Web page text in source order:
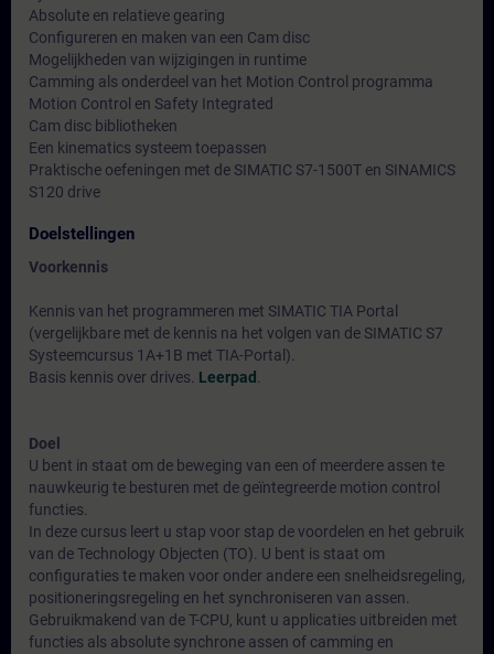
Absolute en relatieve gearing
Configureren en maken van een Cam disc
Mogelijkheden van wijzigingen in runtime
Camming als onderdeel van het Motion Control programma
Motion Control en Safety Integrated
Cam disc bibliotheken
Een kinematics systeem toepassen
Praktische oefeningen met de SIMATIC S7-1500T en SINAMICS
S120 drive
Doelstellingen
Voorkennis
Kennis van het programmeren met SIMATIC TIA Portal
(vergelijkbare met de kennis na het volgen van de SIMATIC S7
Systeemcursus 1A+1B met TIA-Portal).
Basis kennis over drives. Leerpad
Doel
U bent in staat om de beweging van een of meerdere assen te
nauwkeurig te besturen met de geïntegreerde motion control
functies.
In deze cursus leert u stap voor stap de voordelen en het gebruik
van de Technology Objecten (TO). U bent is staat om
configuraties te maken voor onder andere een snelheidsregeling,
positioneringsregeling en het synchroniseren van assen.
Gebruikmakend van de T-CPU, kunt u applicaties uitbreiden met
functies als absolute synchrone assen of camming en